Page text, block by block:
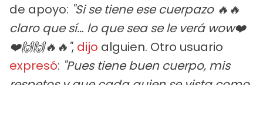
de apoyo: "Si se tiene ese cuerpazo 🔥🔥
claro que sí… lo que sea se le verá wow❤️
❤️🙌🙌🔥🔥", dijo alguien. Otro usuario
expresó: "Pues tiene buen cuerpo, mis
respetos y que cada quien se vista como